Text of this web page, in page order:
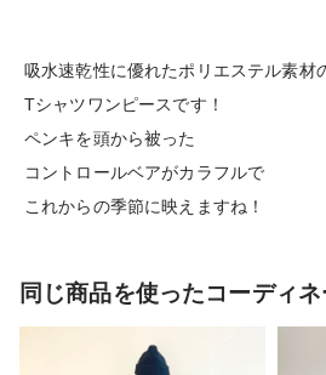
吸水速乾性に優れたポリエステル素材
Tシャツワンピースです！
ペンキを頭から被った
コントロールベアがカラフルで
これからの季節に映えますね！
同じ商品を使ったコーディネ